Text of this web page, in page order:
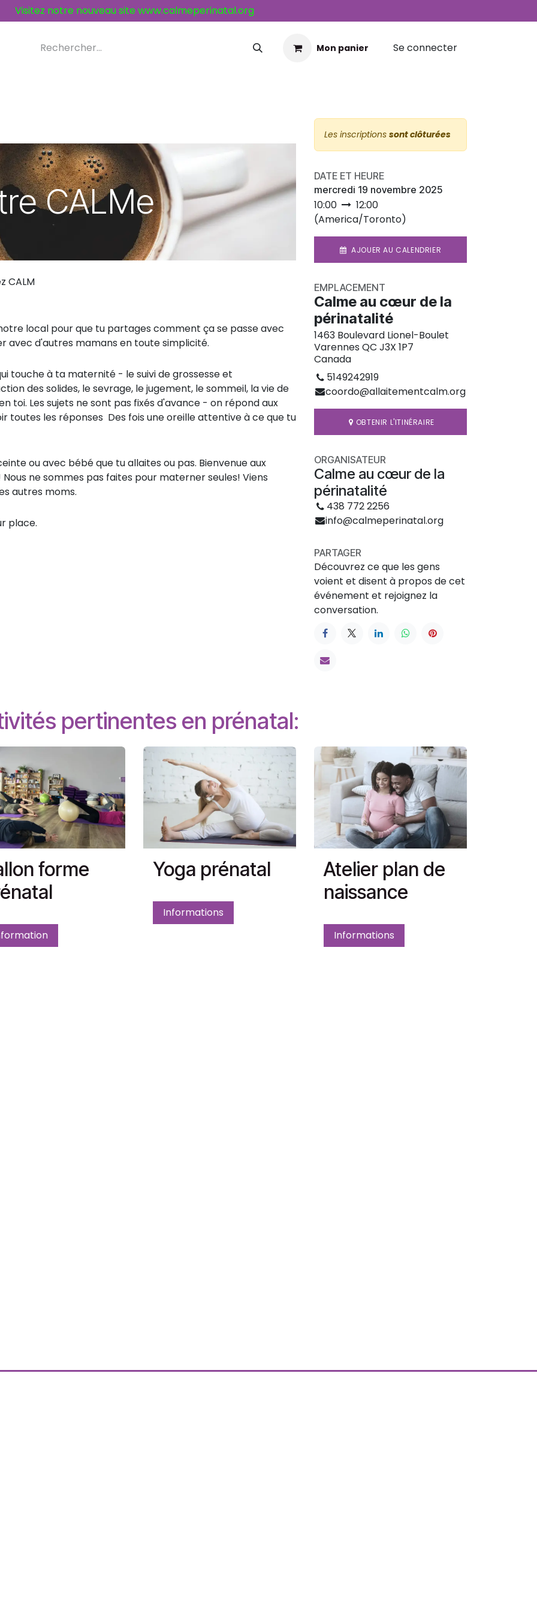
Visitez notre nouveau site www.calmeperinatal.org
Mon panier Se connecter
CALMe
CALM
local pour que tu partages comment ça se passe avec
avec d'autres mamans en toute simplicité.
touche à ta maternité - le suivi de grossesse et
des solides, le sevrage, le jugement, le sommeil, la vie de
toi. Les sujets ne sont pas fixés d'avance - on répond aux
toutes les réponses Des fois une oreille attentive à ce que tu
ou avec bébé que tu allaites ou pas. Bienvenue aux
ne sommes pas faites pour materner seules! Viens
autres moms.
place.
Les inscriptions sont clôturées
DATE ET HEURE
mercredi 19 novembre 2025
10:00
12:00
(America/Toronto)
AJOUER AU CALENDRIER
EMPLACEMENT
Calme au cœur de la
périnatalité
1463 Boulevard Lionel-Boulet
Varennes QC J3X 1P7
Canada
5149242919
coordo@allaitementcalm.org
OBTENIR L'ITINÉRAIRE
ORGANISATEUR
Calme au cœur de la
périnatalité
438 772 2256
info@calmeperinatal.org
PARTAGER
Découvrez ce que les gens
voient et disent à propos de cet
événement et rejoignez la
conversation.
pertinentes en prénatal:
forme
Yoga prénatal
Informations
Atelier plan de
naissance
Informations